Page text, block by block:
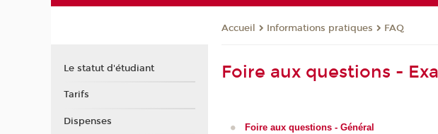
Accueil Informations pratiques FAQ
Foire aux questions -
Foire aux questions - Général
Le statut d'étudiant
Tarifs
Dispenses